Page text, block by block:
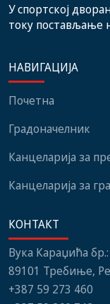
У спортској
току постављање
нови мобилијар
НАВИГАЦИЈА
Почетна
Градоначелник
Канцеларија за
Канцеларија за
КОНТАКТ
Вука Караџића
89101 Требиње,
+387 59 273 460